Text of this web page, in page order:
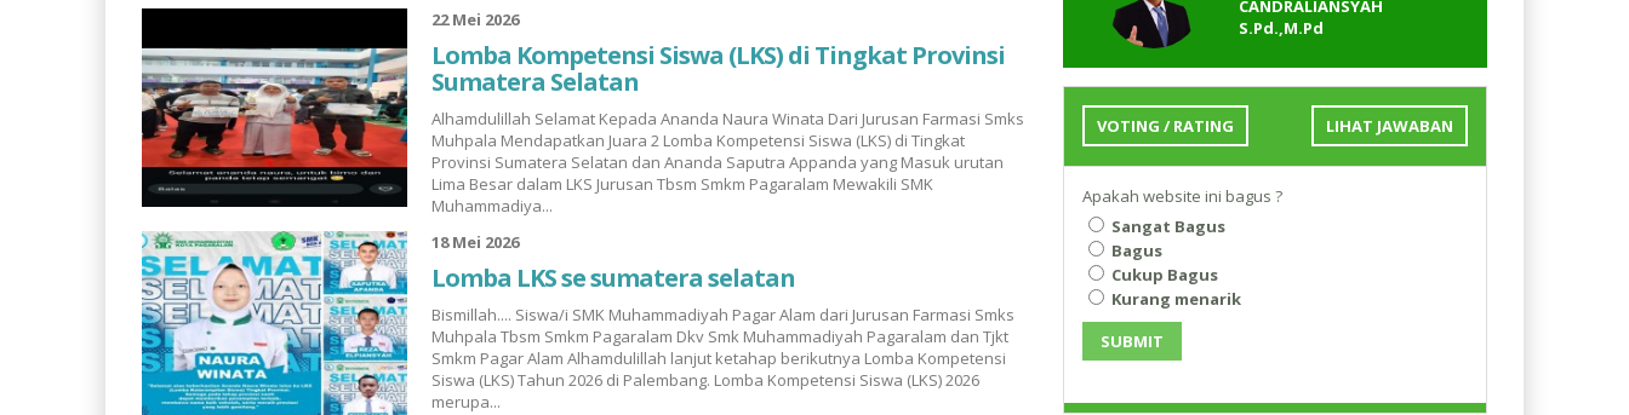
22 Mei 2026
Lomba Kompetensi Siswa (LKS) di Tingkat Provinsi
Sumatera Selatan
Alhamdulillah Selamat Kepada Ananda Naura Winata Dari Jurusan Farmasi Smks
Muhpala Mendapatkan Juara 2 Lomba Kompetensi Siswa (LKS) di Tingkat
Provinsi Sumatera Selatan dan Ananda Saputra Appanda yang Masuk urutan
Lima Besar dalam LKS Jurusan Tbsm Smkm Pagaralam Mewakili SMK
Muhammadiya...
18 Mei 2026
Lomba LKS se sumatera selatan
Bismillah.... Siswa/i SMK Muhammadiyah Pagar Alam dari Jurusan Farmasi Smks
Muhpala Tbsm Smkm Pagaralam Dkv Smk Muhammadiyah Pagaralam dan Tjkt
Smkm Pagar Alam Alhamdulillah lanjut ketahap berikutnya Lomba Kompetensi
Siswa (LKS) Tahun 2026 di Palembang. Lomba Kompetensi Siswa (LKS) 2026
merupa...
CANDRALIANSYAH
S.Pd.,M.Pd
VOTING / RATING LIHAT JAWABAN
Apakah website ini bagus ?
Sangat Bagus
Bagus
Cukup Bagus
Kurang menarik
SUBMIT